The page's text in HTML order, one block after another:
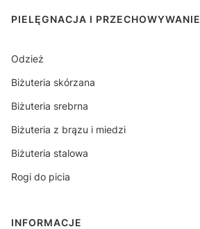
PIELĘGNACJA I PRZECHOWYWANIE
Odzież
Biżuteria skórzana
Biżuteria srebrna
Biżuteria z brązu i miedzi
Biżuteria stalowa
Rogi do picia
INFORMACJE